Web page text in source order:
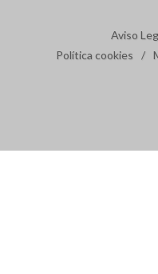
Aviso
Política cookies
/